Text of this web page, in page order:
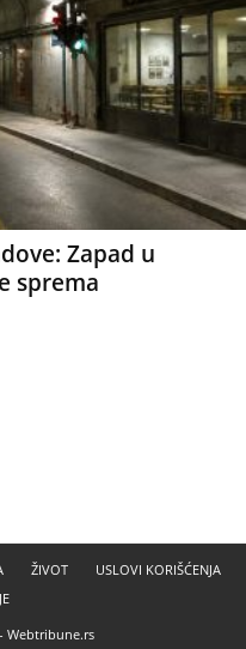
Zapad u
sprema
ŽIVOT
USLOVI KORIŠĆENJA
Webtribune.rs